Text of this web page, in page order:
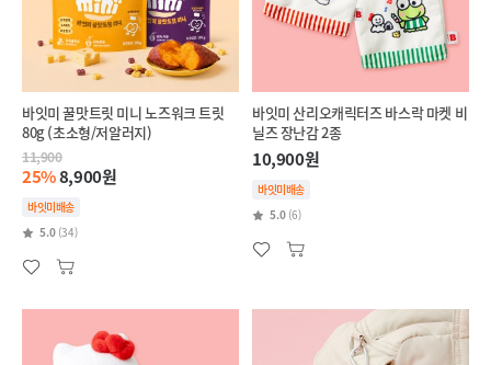
바잇미 꿀맛트릿 미니 노즈워크 트릿
80g (초소형/저알러지)
11,900
25%8,900원
바잇미배송
5.0 (34)
바잇미 산리오캐릭터즈 바스락 마켓 비
닐즈 장난감 2종
10,900원
바잇미배송
5.0 (6)